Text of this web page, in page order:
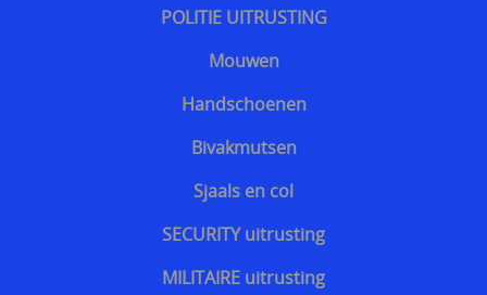
POLITIE UITRUSTING
Mouwen
Handschoenen
Bivakmutsen
Sjaals en col
SECURITY uitrusting
MILITAIRE uitrusting